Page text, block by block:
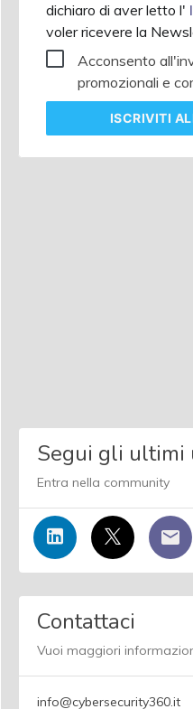
dichiaro di aver letto l'
voler ricevere la
Acconsento
promozionali e
ISCRIVITI
Segui gli ultimi
Entra nella community
Contattaci
Vuoi maggiori
info@cybersecurity360.it